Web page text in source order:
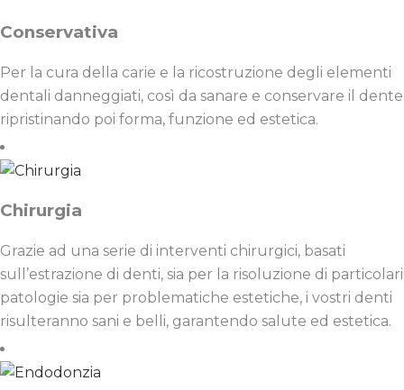
Conservativa
Per la cura della carie e la ricostruzione degli elementi
dentali danneggiati, così da sanare e conservare il dente
ripristinando poi forma, funzione ed estetica.
Chirurgia
Grazie ad una serie di interventi chirurgici, basati
sull’estrazione di denti, sia per la risoluzione di particolari
patologie sia per problematiche estetiche, i vostri denti
risulteranno sani e belli, garantendo salute ed estetica.